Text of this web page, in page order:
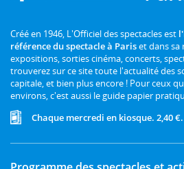
Créé en 1946, L'Officiel des spectacles est
référence du spectacle à Pariset dans sa
expositions, sorties cinéma, concerts,
trouverez sur ce site toute l'actualité des
capitale, et bien plus encore ! Pour ceux
environs, c'est aussi le guide papier
Chaque mercredi en kiosque. 2,40 €.